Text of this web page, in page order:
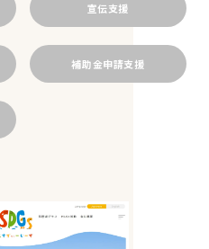
宣伝支援
補助金申請支援